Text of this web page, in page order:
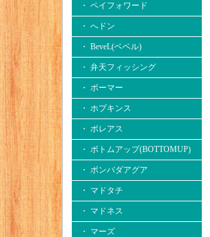
・ ペイフォワード
・ へドン
・ BeveL(ベベル)
・ 弁天フィッシング
・ ボーマー
・ ホプキンス
・ ボレアス
・ ボトムアップ(BOTTOMUP)
・ ボンバダアグア
・ マドタチ
・ マドネス
・ マーズ